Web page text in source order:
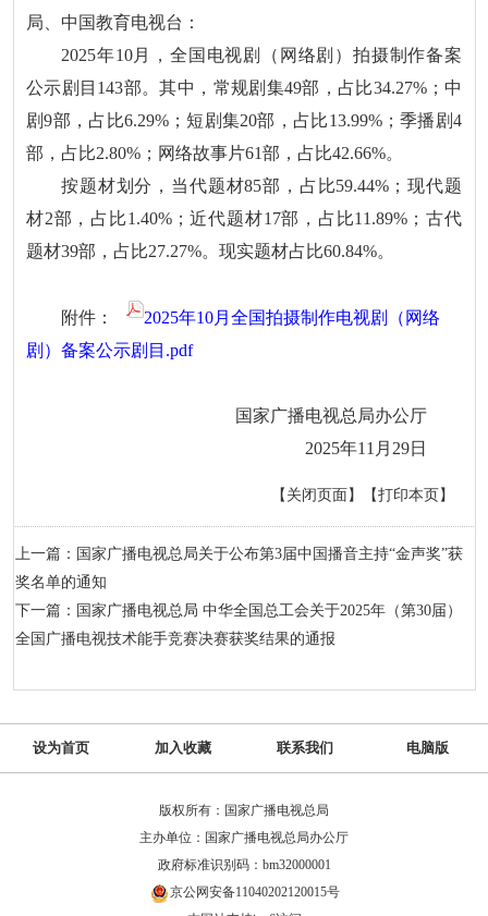
局、中国教育电视台：
2025年10月，全国电视剧（网络剧）拍摄制作备案
公示剧目143部。其中，常规剧集49部，占比34.27%；中
剧9部，占比6.29%；短剧集20部，占比13.99%；季播剧4
部，占比2.80%；网络故事片61部，占比42.66%。
按题材划分，当代题材85部，占比59.44%；现代题
材2部，占比1.40%；近代题材17部，占比11.89%；古代
题材39部，占比27.27%。现实题材占比60.84%。
附件：
2025年10月全国拍摄制作电视剧（网络
剧）备案公示剧目.pdf
国家广播电视总局办公厅
2025年11月29日
【打印本页】
【关闭页面】
上一篇：国家广播电视总局关于公布第3届中国播音主持“金声奖”获
奖名单的通知
下一篇：国家广播电视总局 中华全国总工会关于2025年（第30届）
全国广播电视技术能手竞赛决赛获奖结果的通报
设为首页 加入收藏 联系我们 电脑版
版权所有：国家广播电视总局
主办单位：国家广播电视总局办公厅
政府标准识别码：bm32000001
京公网安备11040202120015号